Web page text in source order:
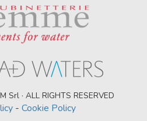
· ALL RIGHTS RESERVED
- Cookie Policy